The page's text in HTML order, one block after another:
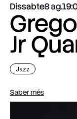
Dissabte8 ag.
Jr
Jazz
Saber més